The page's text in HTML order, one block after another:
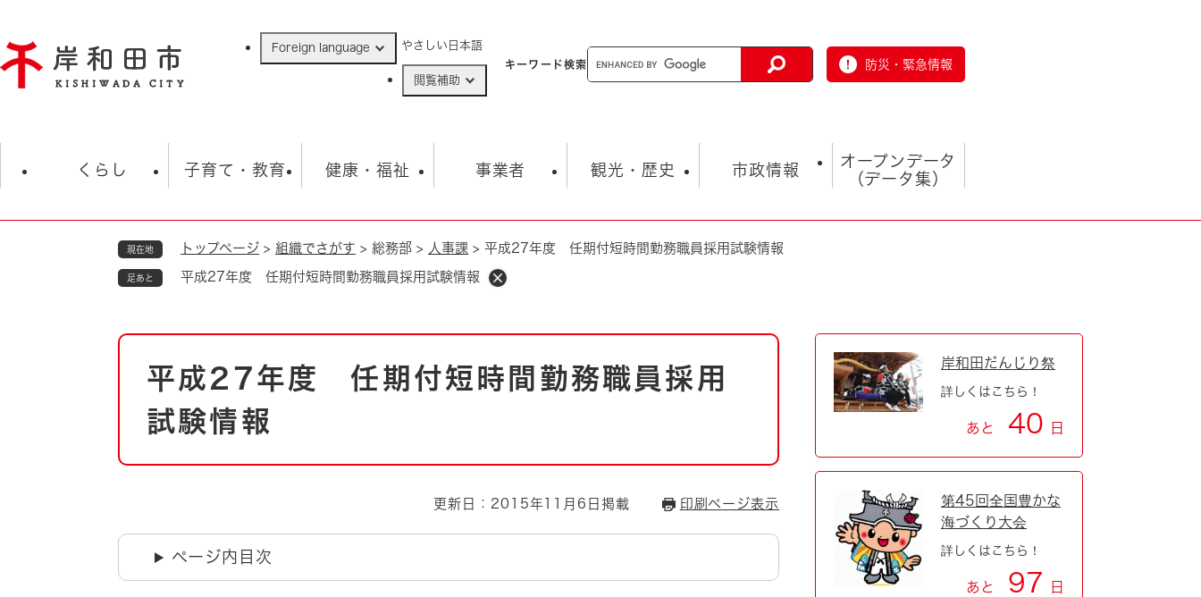
ジ
の
Foreign language やさしい日本語
閲覧補助
キーワード検索 防災・緊急情報
くらし
住民票・戸籍
ごみ・衛生・動物 救急・消防
防災・防犯 上水道・下水道
自然・環境・公園
引っ越し
道路・河川・交通
子育て・教育
学校 子育て
健康・福祉
福祉・健康・生活 生涯学習・スポーツ
事業者
入札・契約情報 まちづくり・協働
環境 福祉・介護
観光・歴史
観光 観光スポット
とじる
市政情報
市の概要 総合計画
市政 職員採用情報
市役所・施設の案内
オープンデータ
（データ集）
オープンデータ
現在地 トップページ > 組織でさがす > 総務部 > 人事課 > 平成27年度 任期付短時間勤務職員採用試験情報
足あと 平成27年度 任期付短時間勤務職員採用試験情報
本
平成27年度 任期付短時間勤務職員採用
試験情報
更新日：2015年11月6日掲載 印刷ページ表示
ページ内目次
岸和田だんじり祭
詳しくはこちら！
あと 40 日
第45回全国豊かな
海づくり大会
詳しくはこちら！
あと 97 日